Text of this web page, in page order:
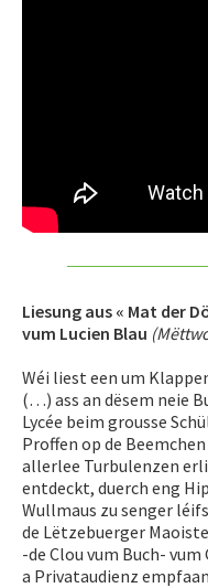
Liesung aus « Mat der
vum Lucien Blau
Wéi liest een um
(…) ass an dësem neie
Lycée beim grousse
Proffen op de
allerlee Turbulenzen
entdeckt, duerch eng
Wullmaus zu senger
de Lëtzebuerger
-de Clou vum Buch-
a Privataudienz